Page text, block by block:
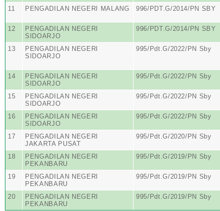
11 PENGADILAN NEGERI MALANG 996/PDT.G/2014/PN SBY
12
PENGADILAN NEGERI
SIDOARJO
996/PDT.G/2014/PN SBY
13
PENGADILAN NEGERI
SIDOARJO
995/Pdt.G/2022/PN Sby
14
PENGADILAN NEGERI
SIDOARJO
995/Pdt.G/2022/PN Sby
15
PENGADILAN NEGERI
SIDOARJO
995/Pdt.G/2022/PN Sby
16
PENGADILAN NEGERI
SIDOARJO
995/Pdt.G/2022/PN Sby
17
PENGADILAN NEGERI
JAKARTA PUSAT
995/Pdt.G/2020/PN Sby
18
PENGADILAN NEGERI
PEKANBARU
995/Pdt.G/2019/PN Sby
19
PENGADILAN NEGERI
PEKANBARU
995/Pdt.G/2019/PN Sby
20
PENGADILAN NEGERI
PEKANBARU
995/Pdt.G/2019/PN Sby